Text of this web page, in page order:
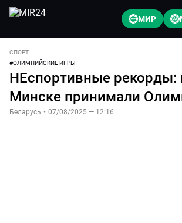
МИР
СПОРТ
#ОЛИМПИЙСКИЕ ИГРЫ
НЕспортивные рекорды:
Минске принимали
Беларусь • 07/08/2025 — 12:16